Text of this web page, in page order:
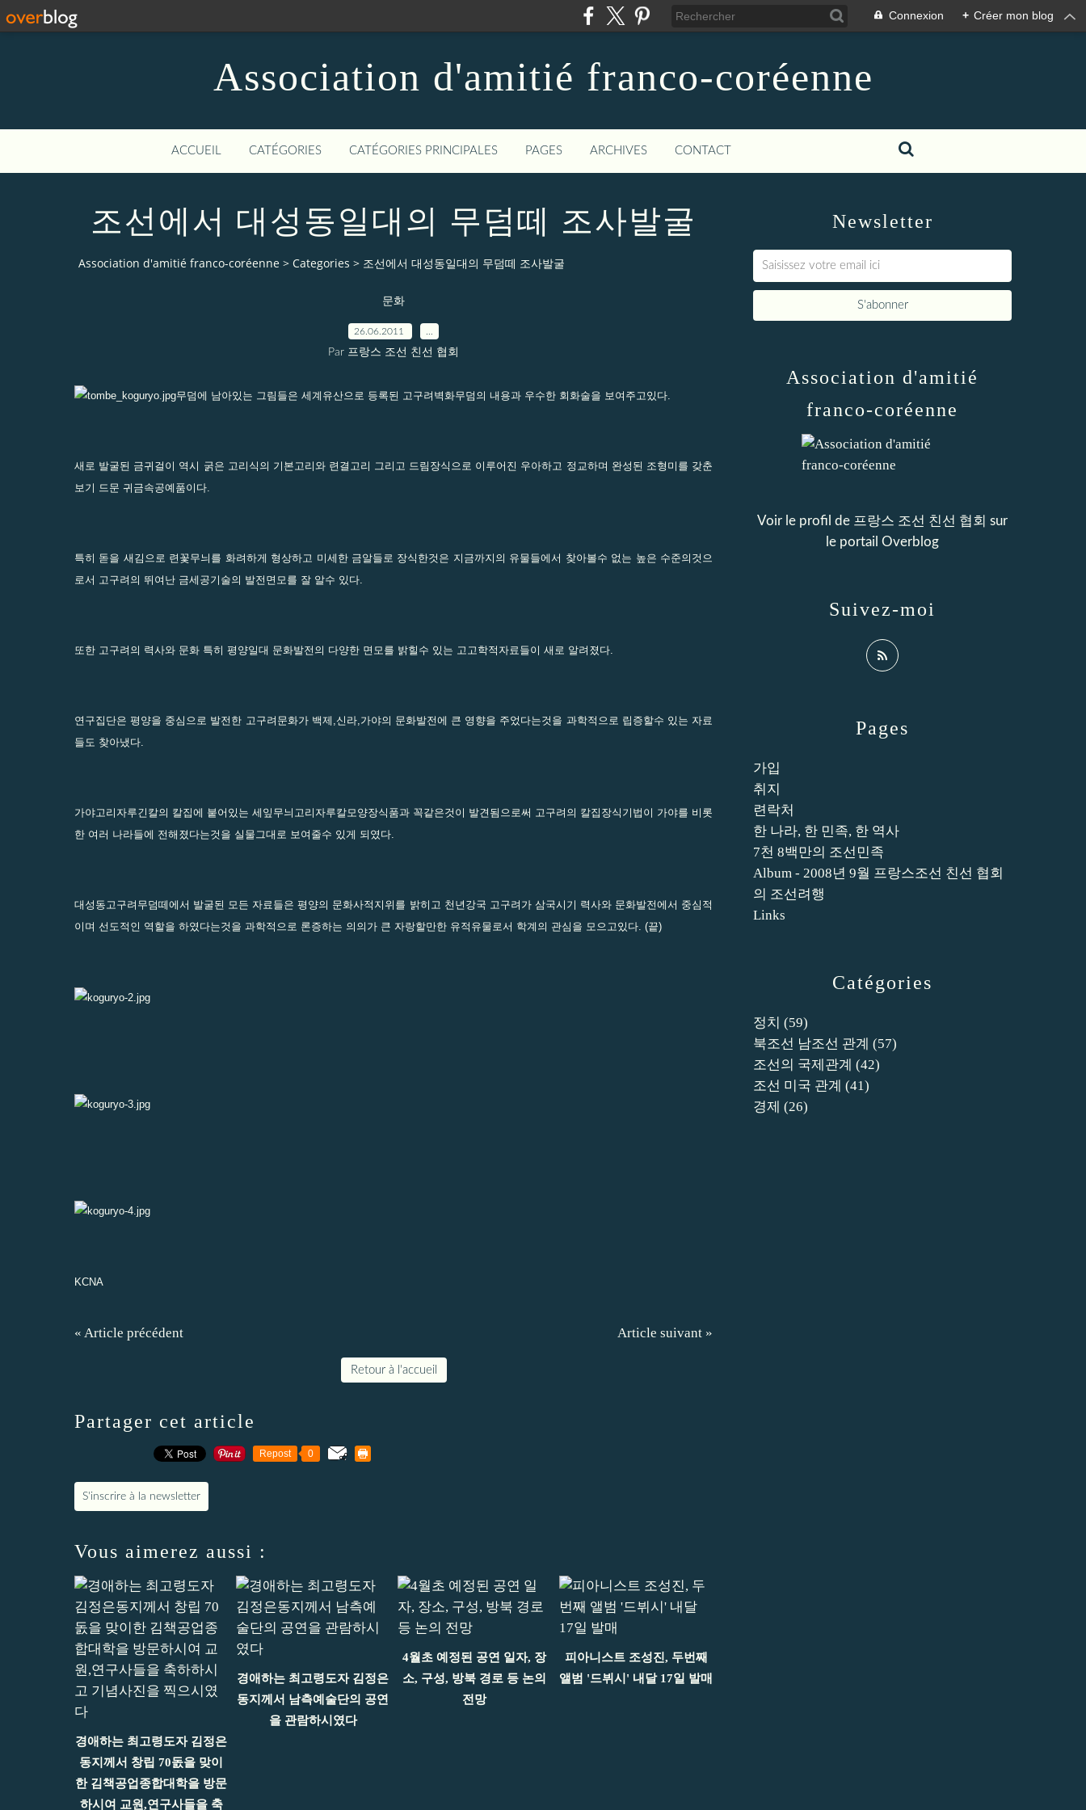
Connexion + Créer mon blog
Association d'amitié franco-coréenne
ACCUEIL CATÉGORIES CATÉGORIES PRINCIPALES PAGES ARCHIVES CONTACT
조선에서 대성동일대의 무덤떼 조사발굴
Association d'amitié franco-coréenne > Categories > 조선에서 대성동일대의 무덤떼 조사발굴
문화
26.06.2011
Par 프랑스 조선 친선 협회
무덤에 남아있는 그림들은 세계유산으로 등록된 고구려벽화무덤의 내용과 우수한 회화술을 보여주고있다.
새로 발굴된 금귀걸이 역시 굵은 고리식의 기본고리와 련결고리 그리고 드림장식으로 이루어진 우아하고 정교하며 완성된 조형미를 갖춘
보기 드문 귀금속공예품이다.
특히 돋을 새김으로 련꽃무늬를 화려하게 형상하고 미세한 금알들로 장식한것은 지금까지의 유물들에서 찾아볼수 없는 높은 수준의것으
로서 고구려의 뛰여난 금세공기술의 발전면모를 잘 알수 있다.
또한 고구려의 력사와 문화 특히 평양일대 문화발전의 다양한 면모를 밝힐수 있는 고고학적자료들이 새로 알려졌다.
연구집단은 평양을 중심으로 발전한 고구려문화가 백제,신라,가야의 문화발전에 큰 영향을 주었다는것을 과학적으로 립증할수 있는 자료
들도 찾아냈다.
가야고리자루긴칼의 칼집에 붙어있는 세잎무늬고리자루칼모양장식품과 꼭같은것이 발견됨으로써 고구려의 칼집장식기법이 가야를 비롯
한 여러 나라들에 전해졌다는것을 실물그대로 보여줄수 있게 되였다.
대성동고구려무덤떼에서 발굴된 모든 자료들은 평양의 문화사적지위를 밝히고 천년강국 고구려가 삼국시기 력사와 문화발전에서 중심적
이며 선도적인 역할을 하였다는것을 과학적으로 론증하는 의의가 큰 자랑할만한 유적유물로서 학계의 관심을 모으고있다. (끝)
KCNA
« Article précédent Article suivant »
Retour à l'accueil
Partager cet article
Repost 0
S'inscrire à la newsletter
Vous aimerez aussi :
경애하는 최고령도자 김정은
동지께서 창립 70돐을 맞이
한 김책공업종합대학을 방문
하시여 교원,연구사들을 축
경애하는 최고령도자 김정은
동지께서 남측예술단의 공연
을 관람하시였다
4월초 예정된 공연 일자, 장
소, 구성, 방북 경로 등 논의
전망
피아니스트 조성진, 두번째
앨범 '드뷔시' 내달 17일 발매
Newsletter
Catégories
정치 (59)
북조선 남조선 관계 (57)
조선의 국제관계 (42)
조선 미국 관계 (41)
경제 (26)
Pages
가입
취지
련락처
한 나라, 한 민족, 한 역사
7천 8백만의 조선민족
Album - 2008년 9월 프랑스조선 친선 협회
의 조선려행
Links
Association d'amitié
franco-coréenne
Voir le profil de 프랑스 조선 친선 협회 sur
le portail Overblog
Suivez-moi